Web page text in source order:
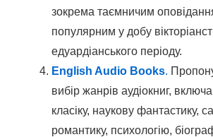
зокрема таємничим
популярним у добу
едуардіанського періоду.
English Audio Books.
вибір жанрів аудіокниг,
класіку, наукову фантастику,
романтику, психологію,